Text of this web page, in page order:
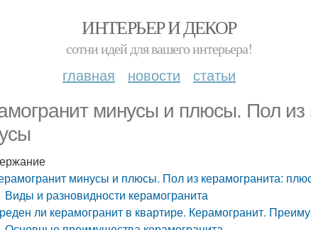
ИНТЕРЬЕР И ДЕКОР
сотни идей для вашего интерьера!
главная новости статьи
минусы и плюсы. Пол
минусы и плюсы. Пол из керамогранита:
Виды и разновидности керамогранита
ли керамогранит в квартире. Керамогранит.